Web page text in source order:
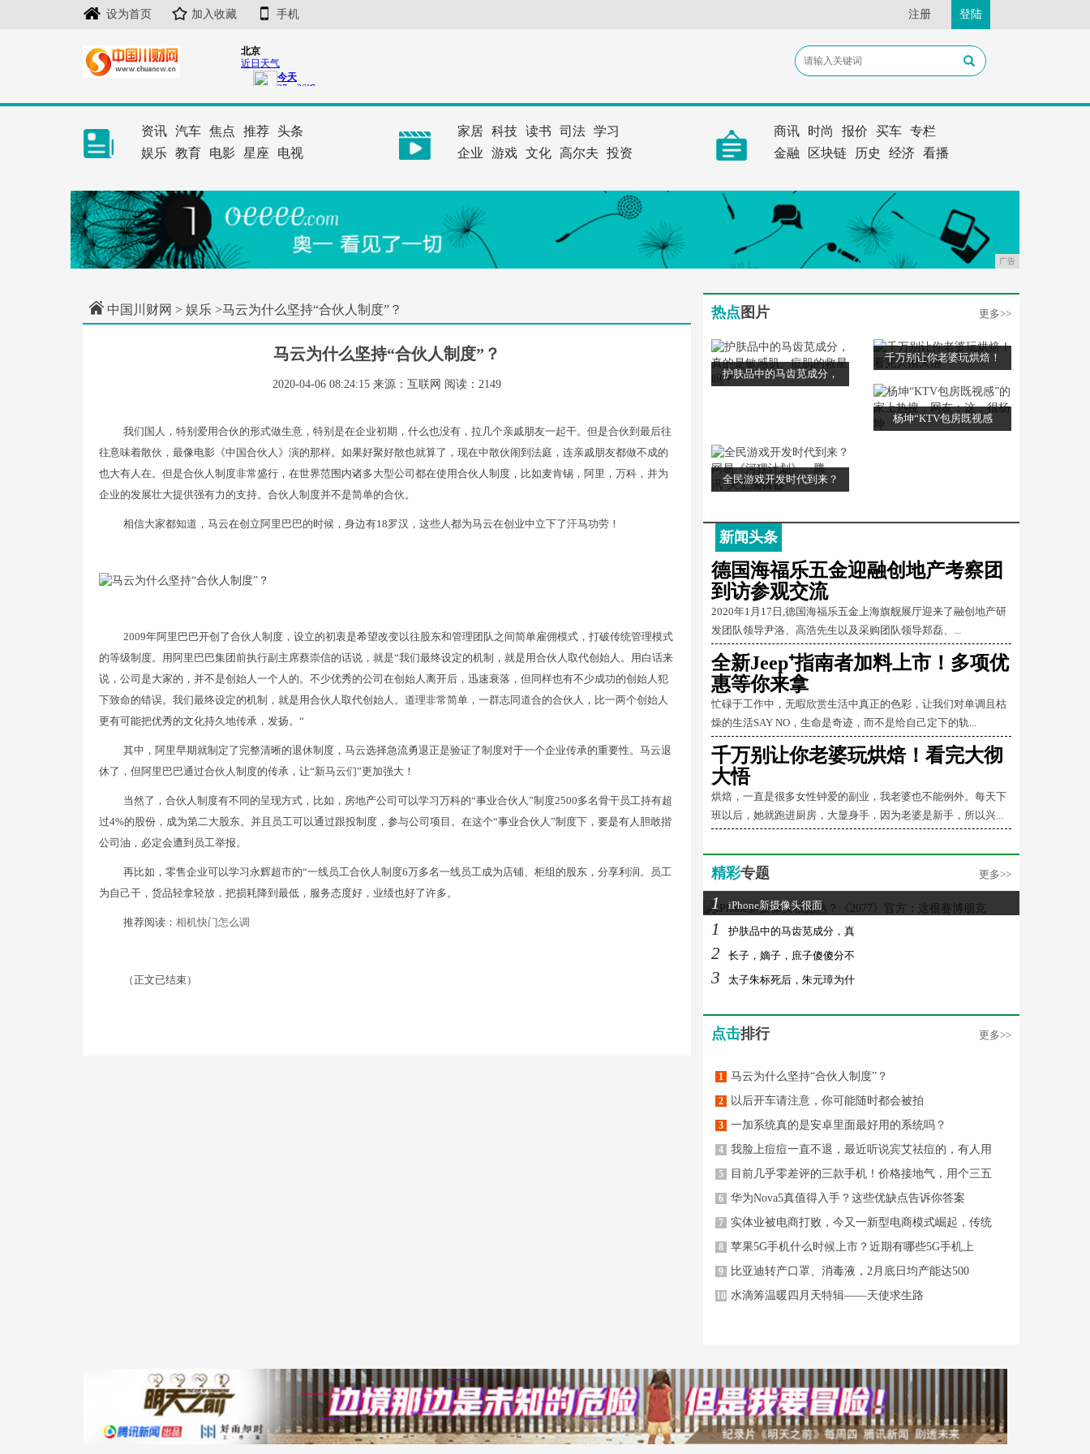
设为首页 加入收藏 手机 注册 登陆
资讯 汽车 焦点 推荐 头条
娱乐 教育 电影 星座 电视
家居 科技 读书 司法 学习
企业
游戏 文化 高尔夫 投资
商讯 时尚 报价 买车 专栏
金融
区块链 历史 经济 看播
广告
中国川财网 > 娱乐 >马云为什么坚持“合伙人制度”？
马云为什么坚持“合伙人制度”？
2020-04-06 08:24:15 来源：互联网 阅读：2149
我们国人，特别爱用合伙的形式做生意，特别是在企业初期，什么也没有，拉几个亲戚朋友一起干。但是合伙到最后往
往意味着散伙，最像电影《中国合伙人》演的那样。如果好聚好散也就算了，现在中散伙闹到法庭，连亲戚朋友都做不成的
也大有人在。但是合伙人制度非常盛行，在世界范围内诸多大型公司都在使用合伙人制度，比如麦肯锡，阿里，万科，并为
企业的发展壮大提供强有力的支持。合伙人制度并不是简单的合伙。
相信大家都知道，马云在创立阿里巴巴的时候，身边有18罗汉，这些人都为马云在创业中立下了汗马功劳！
2009年阿里巴巴开创了合伙人制度，设立的初衷是希望改变以往股东和管理团队之间简单雇佣模式，打破传统管理模式
的等级制度。用阿里巴巴集团前执行副主席蔡崇信的话说，就是“我们最终设定的机制，就是用合伙人取代创始人。用白话来
说，公司是大家的，并不是创始人一个人的。不少优秀的公司在创始人离开后，迅速衰落，但同样也有不少成功的创始人犯
下致命的错误。我们最终设定的机制，就是用合伙人取代创始人。道理非常简单，一群志同道合的合伙人，比一两个创始人
更有可能把优秀的文化持久地传承，发扬。“
其中，阿里早期就制定了完整清晰的退休制度，马云选择急流勇退正是验证了制度对于一个企业传承的重要性。马云退
休了，但阿里巴巴通过合伙人制度的传承，让“新马云们”更加强大！
当然了，合伙人制度有不同的呈现方式，比如，房地产公司可以学习万科的“事业合伙人”制度2500多名骨干员工持有超
过4%的股份，成为第二大股东。并且员工可以通过跟投制度，参与公司项目。在这个“事业合伙人”制度下，要是有人胆敢揩
公司油，必定会遭到员工举报。
再比如，零售企业可以学习永辉超市的“一线员工合伙人制度6万多名一线员工成为店铺、柜组的股东，分享利润。员工
为自己干，货品轻拿轻放，把损耗降到最低，服务态度好，业绩也好了许多。
推荐阅读： 相机快门怎么调
（正文已结束）
热点 图片 更多>>
护肤品中的马齿苋成分，
千万别让你老婆玩烘焙！
杨坤“KTV包房既视感
全民游戏开发时代到来？
新闻头条
德国海福乐五金迎融创地产考察团
到访参观交流
2020年1月17日,德国海福乐五金上海旗舰展厅迎来了融创地产研
发团队领导尹洛、高浩先生以及采购团队领导郑磊、...
全新Jeep⁺指南者加料上市！多项优
惠等你来拿
忙碌于工作中，无暇欣赏生活中真正的色彩，让我们对单调且枯
燥的生活SAY NO，生命是奇迹，而不是给自己定下的轨...
千万别让你老婆玩烘焙！看完大彻
大悟
烘焙，一直是很多女性钟爱的副业，我老婆也不能例外。每天下
班以后，她就跑进厨房，大显身手，因为老婆是新手，所以兴...
精彩专题 更多>>
1 iPhone新摄像头很面
1 护肤品中的马齿苋成分，真
2 长子，嫡子，庶子傻傻分不
3 太子朱标死后，朱元璋为什
点击排行 更多>>
1 马云为什么坚持“合伙人制度”？
2 以后开车请注意，你可能随时都会被拍
3 一加系统真的是安卓里面最好用的系统吗？
4 我脸上痘痘一直不退，最近听说宾艾祛痘的，有人用
5 目前几乎零差评的三款手机！价格接地气，用个三五
6 华为Nova5真值得入手？这些优缺点告诉你答案
7 实体业被电商打败，今又一新型电商模式崛起，传统
8 苹果5G手机什么时候上市？近期有哪些5G手机上
9 比亚迪转产口罩、消毒液，2月底日均产能达500
10 水滴筹温暖四月天特辑——天使求生路